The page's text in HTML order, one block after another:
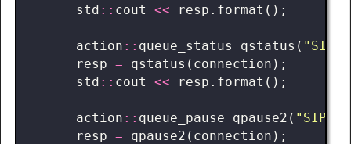
std :: cout << resp . format ();
action :: queue_status qstatus ( "SIP/
resp = qstatus ( connection );
std :: cout << resp . format ();
action :: queue_pause qpause2 ( "SIP/
resp = qpause2 ( connection );